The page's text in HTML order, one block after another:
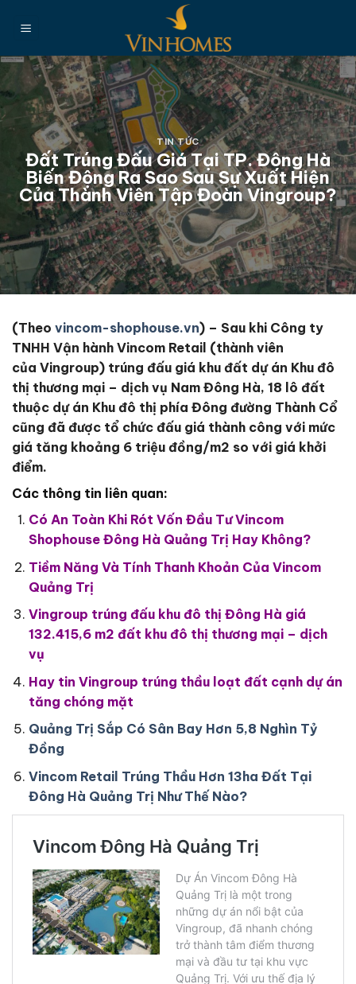
đến
TIN TỨC
Đất Trúng Đấu Giá Tại TP. Đông Hà
Biến Động Ra Sao Sau Sự Xuất Hiện
Của Thành Viên Tập Đoàn Vingroup?
(Theo vincom-shophouse.vn) – Sau khi Công ty
TNHH Vận hành Vincom Retail (thành viên
của Vingroup) trúng đấu giá khu đất dự án Khu đô
thị thương mại – dịch vụ Nam Đông Hà, 18 lô đất
thuộc dự án Khu đô thị phía Đông đường Thành Cổ
cũng đã được tổ chức đấu giá thành công với mức
giá tăng khoảng 6 triệu đồng/m2 so với giá khởi
điểm.
Các thông tin liên quan:
Có An Toàn Khi Rót Vốn Đầu Tư Vincom
Shophouse Đông Hà Quảng Trị Hay Không?
Tiềm Năng Và Tính Thanh Khoản Của Vincom
Quảng Trị
Vingroup trúng đấu khu đô thị Đông Hà giá
132.415,6 m2 đất khu đô thị thương mại – dịch
vụ
Hay tin Vingroup trúng thầu loạt đất cạnh dự án
tăng chóng mặt
Quảng Trị Sắp Có Sân Bay Hơn 5,8 Nghìn Tỷ
Đồng
Vincom Retail Trúng Thầu Hơn 13ha Đất Tại
Đông Hà Quảng Trị Như Thế Nào?